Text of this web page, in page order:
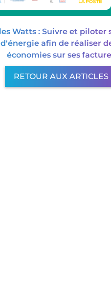
Watts : Suivre et piloter
afin de réaliser
économies sur ses
RETOUR AUX ARTICLES